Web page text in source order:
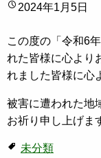
2024年1月5日
この度の「令和6
れた皆様に心より
れました皆様に心
被害に遭われた地
お祈り申し上げま
未分類